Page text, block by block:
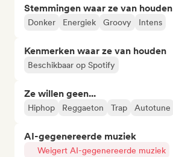
Stemmingen waar ze van houden
Donker Energiek Groovy Intens
Kenmerken waar ze van houden
Beschikbaar op Spotify
Ze willen geen...
Hiphop Reggaeton Trap Autotune
AI-gegenereerde muziek
Weigert AI-gegenereerde muziek